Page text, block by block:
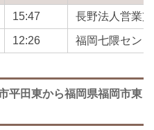
15:47 長野法人営業
12:26 福岡七隈セン
平田東から福岡県福岡市東